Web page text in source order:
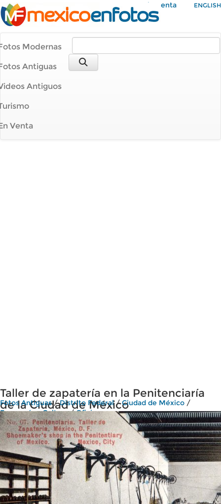
Mi Cuenta ENGLISH
Modernas
Antiguas
Antiguos
Venta
Taller de zapatería en la Penitenciaría
de la Ciudad de México
Fotos Antiguas/Distrito Federal/Ciudad de México /
Economía y Cultura/Oficios